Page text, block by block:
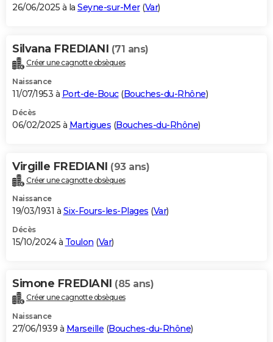
26/06/2025 à la Seyne-sur-Mer(Var)
Silvana FREDIANI (71 ans)
Créer une cagnotte obsèques
Naissance
11/07/1953 à Port-de-Bouc(Bouches-du-Rhône)
Décès
06/02/2025 à Martigues (Bouches-du-Rhône)
Virgille FREDIANI (93 ans)
Créer une cagnotte obsèques
Naissance
19/03/1931 à Six-Fours-les-Plages (Var)
Décès
15/10/2024 à Toulon (Var)
Simone FREDIANI (85 ans)
Créer une cagnotte obsèques
Naissance
27/06/1939 à Marseille (Bouches-du-Rhône)